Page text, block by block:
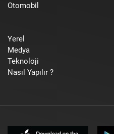
Otomobil
Yerel
Medya
Teknoloji
Nasıl Yapılır ?